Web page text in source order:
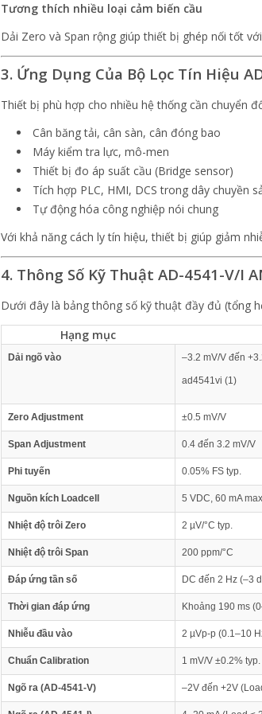
Tương thích nhiều loại cảm biến cầu
Dải Zero và Span rộng giúp thiết bị ghép nối tốt
3. Ứng Dụng Của Bộ Lọc Tín Hiệu
Thiết bị phù hợp cho nhiều hệ thống cần chuyển
Cân băng tải, cân sàn, cân đóng bao
Máy kiểm tra lực, mô-men
Thiết bị đo áp suất cầu (Bridge sensor)
Tích hợp PLC, HMI, DCS trong dây chuyền
Tự động hóa công nghiệp nói chung
Với khả năng cách ly tín hiệu, thiết bị giúp giảm
4. Thông Số Kỹ Thuật AD-4541-V/I
Dưới đây là bảng thông số kỹ thuật đầy đủ (tổng
Hạng mục
Dải ngõ vào –3.2 mV/V đến
ad4541vi (1)
Zero Adjustment ±0.5 mV/V
Span Adjustment 0.4 đến 3.2 mV/V
Phi tuyến 0.05% FS typ.
Nguồn kích Loadcell 5 VDC, 60 mA
Nhiệt độ trôi Zero 2 µV/°C typ.
Nhiệt độ trôi Span 200 ppm/°C
Đáp ứng tần số DC đến 2 Hz (–3
Thời gian đáp ứng Khoảng 190 ms
Nhiễu đầu vào 2 µVp-p (0.1–10
Chuẩn Calibration 1 mV/V ±0.2% typ.
Ngõ ra (AD-4541-V) –2V đến +2V